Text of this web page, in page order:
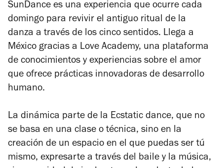
SunDance es una experiencia que ocurre cada
domingo para revivir el antiguo ritual de la
danza a través de los cinco sentidos. Llega a
México gracias a Love Academy, una plataforma
de conocimientos y experiencias sobre el amor
que ofrece prácticas innovadoras de desarrollo
humano.
La dinámica parte de la Ecstatic dance, que no
se basa en una clase o técnica, sino en la
creación de un espacio en el que puedas ser tú
mismo, expresarte a través del baile y la música,